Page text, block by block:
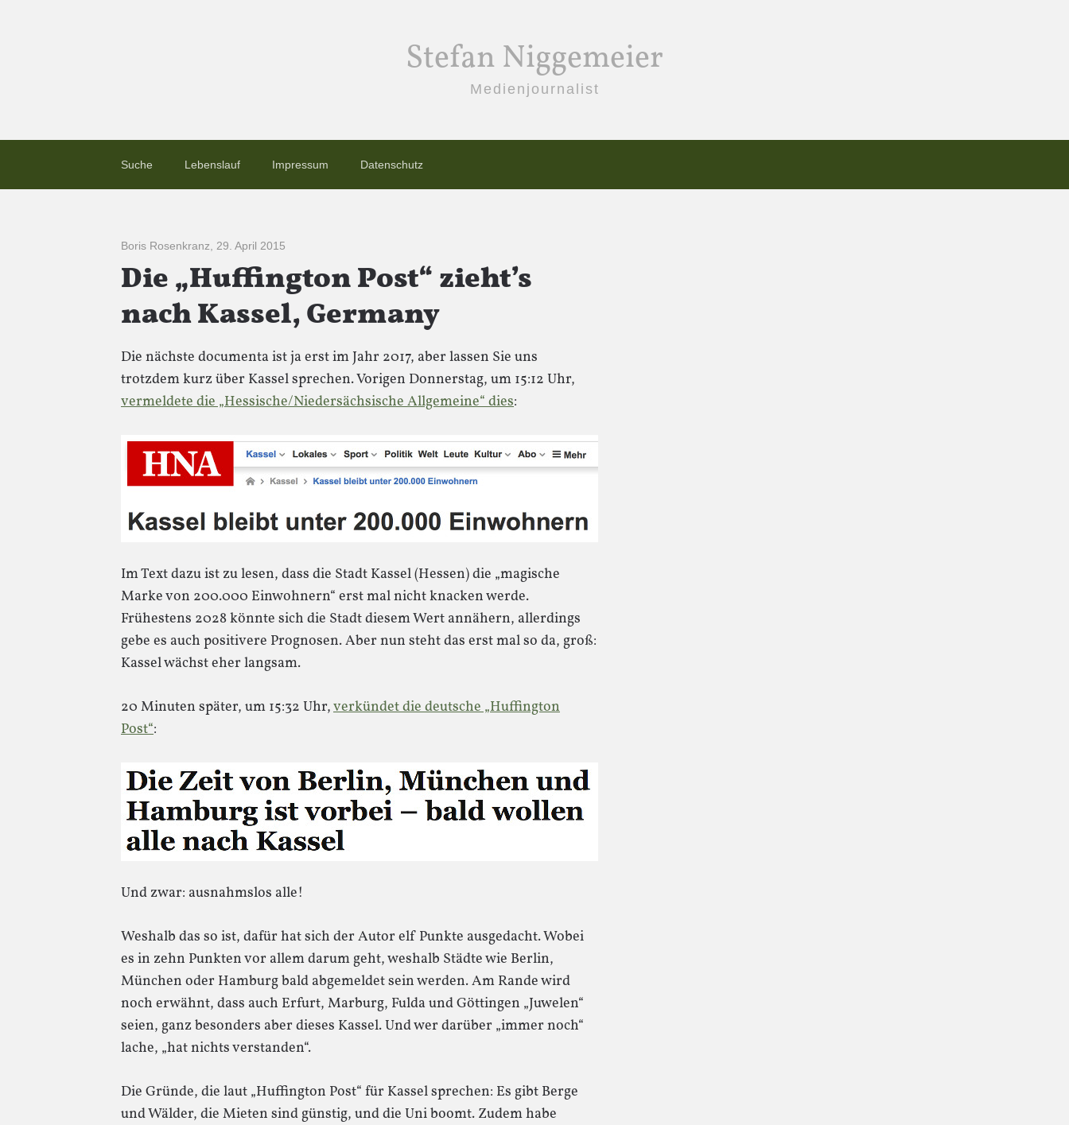
Stefan Niggemeier
Medienjournalist
Suche Lebenslauf Impressum Datenschutz
Boris Rosenkranz 29. April 2015
Die „Huffington Post“ zieht’s
nach Kassel, Germany
Die nächste documenta ist ja erst im Jahr 2017, aber lassen Sie uns
trotzdem kurz über Kassel sprechen. Vorigen Donnerstag, um 15:12 Uhr,
vermeldete die „Hessische/Niedersächsische Allgemeine“ dies:
Im Text dazu ist zu lesen, dass die Stadt Kassel (Hessen) die „magische
Marke von 200.000 Einwohnern“ erst mal nicht knacken werde.
Frühestens 2028 könnte sich die Stadt diesem Wert annähern, allerdings
gebe es auch positivere Prognosen. Aber nun steht das erst mal so da, groß:
Kassel wächst eher langsam.
20 Minuten später, um 15:32 Uhr,verkündet die deutsche „Huffington
Post“:
Und zwar: ausnahmslos alle!
Weshalb das so ist, dafür hat sich der Autor elf Punkte ausgedacht. Wobei
es in zehn Punkten vor allem darum geht, weshalb Städte wie Berlin,
München oder Hamburg bald abgemeldet sein werden. Am Rande wird
noch erwähnt, dass auch Erfurt, Marburg, Fulda und Göttingen „Juwelen“
seien, ganz besonders aber dieses Kassel. Und wer darüber „immer noch“
lache, „hat nichts verstanden“.
Die Gründe, die laut „Huffington Post“ für Kassel sprechen: Es gibt Berge
und Wälder, die Mieten sind günstig, und die Uni boomt. Zudem habe